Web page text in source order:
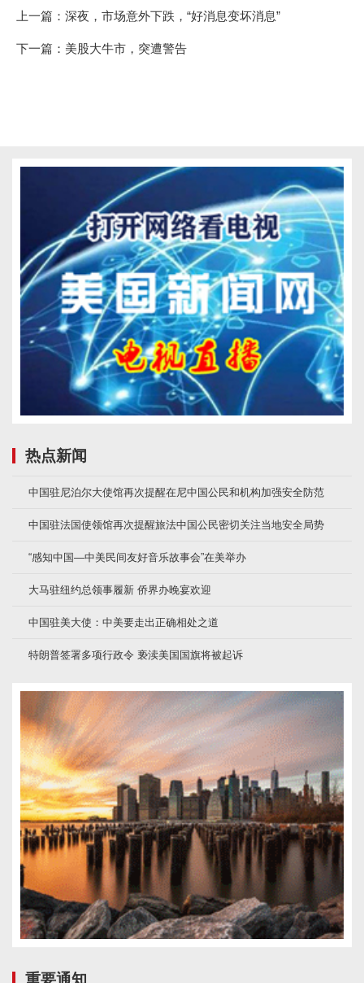
上一篇： 深夜，市场意外下跌，“好消息变坏消息”
下一篇： 美股大牛市，突遭警告
热点新闻
中国驻尼泊尔大使馆再次提醒在尼中国公民和机构加强安全防范
中国驻法国使领馆再次提醒旅法中国公民密切关注当地安全局势
“感知中国—中美民间友好音乐故事会”在美举办
大马驻纽约总领事履新 侨界办晚宴欢迎
中国驻美大使：中美要走出正确相处之道
特朗普签署多项行政令 亵渎美国国旗将被起诉
重要通知